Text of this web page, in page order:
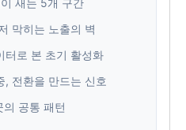
새는 5개 구간
막히는 노출의 벽
터로 본 초기 활성화
, 전환을 만드는 신호
공통 패턴